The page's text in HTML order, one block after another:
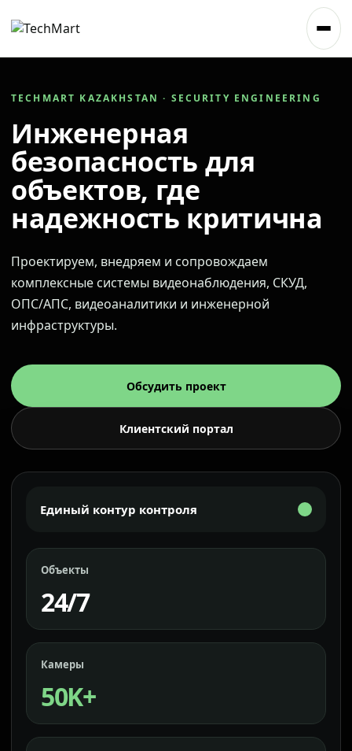
TECHMART KAZAKHSTAN · SECURITY ENGINEERING
Инженерная
безопасность для
объектов, где
надежность критична
Проектируем, внедряем и сопровождаем
комплексные системы видеонаблюдения, СКУД,
ОПС/АПС, видеоаналитики и инженерной
инфраструктуры.
Обсудить проект
Клиентский портал
Единый контур контроля
Объекты
24/7
Камеры
50K+